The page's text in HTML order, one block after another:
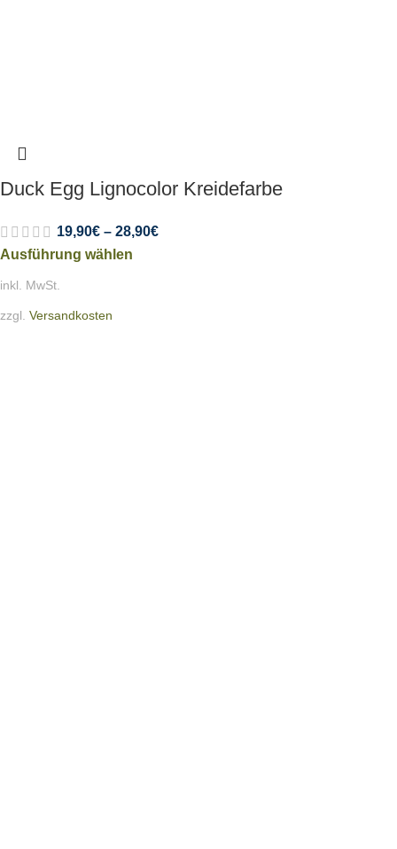
Duck Egg Lignocolor Kreidefarbe
19,90€ – 28,90€
Ausführung wählen
inkl. MwSt.
zzgl. Versandkosten